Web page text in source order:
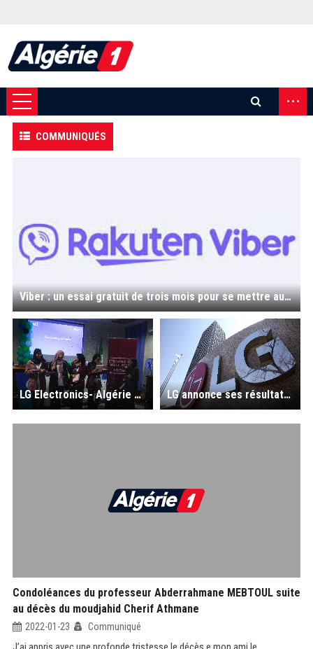
...
COMMUNIQUÉS
Viber : un essai gratuit de trois mois pour se mettre au commerce conversationnel
LG Electronics- Algérie accompagne le GDG et le WTM lors de l’IWD 22 LG annonce ses résultats financiers pour 2021 : revenus les plus élevés pour l'année complète, avec un pic au 4e trimestre de LG Electronics
Condoléances du professeur Abderrahmane MEBTOUL suite
au décès du moudjahid Cherif Athmane
2022-01-23 Communiqué